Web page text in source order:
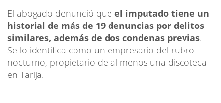
El abogado denunció que el imputado tiene un
historial de más de 19 denuncias por delitos
similares, además de dos condenas previas.
Se lo identifica como un empresario del rubro
nocturno, propietario de al menos una discoteca
en Tarija.